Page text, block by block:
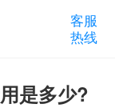
客服
热线
是多少?